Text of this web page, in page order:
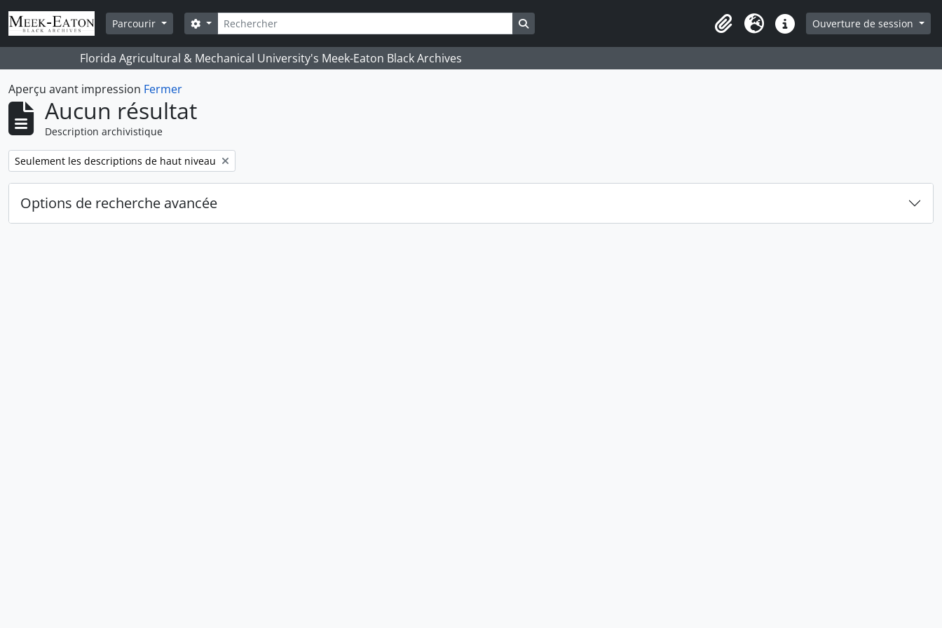
Skip to main content
Parcourir
Rechercher
Search options
Presse-papier
LangueLiens rapidesOuverture de session
Florida Agricultural & Mechanical University's Meek-Eaton Black Archives
Aperçu avant impression Fermer
Aucun résultat
Description archivistique
Remove filter:
Seulement les descriptions de haut niveau
Options de recherche avancée